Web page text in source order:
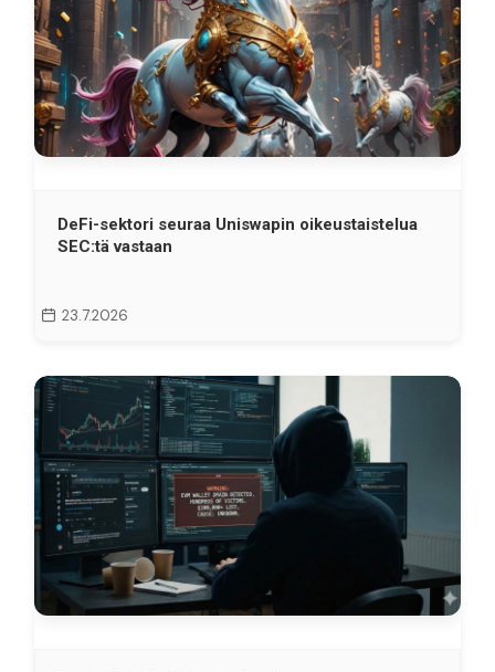
DeFi-sektori seuraa Uniswapin oikeustaistelua
SEC:tä vastaan
23.7.2026